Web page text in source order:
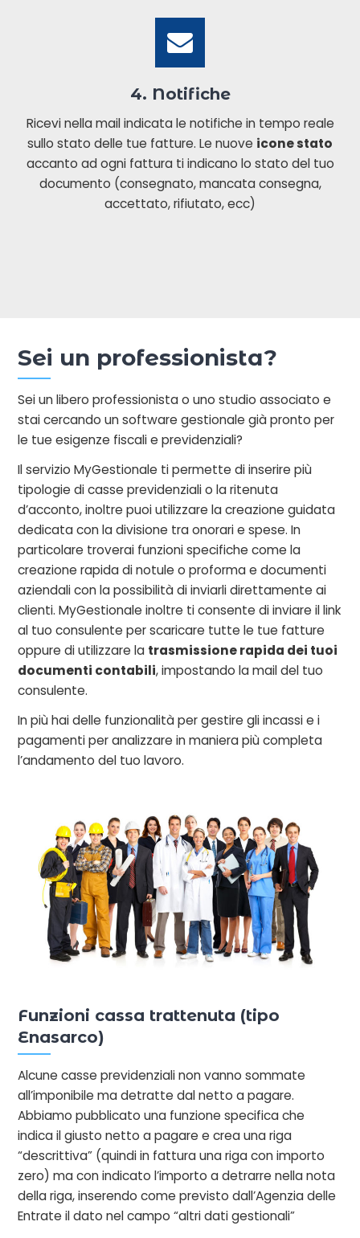
4. Notifiche
Ricevi nella mail indicata le notifiche in tempo reale
sullo stato delle tue fatture. Le nuove icone stato
accanto ad ogni fattura ti indicano lo stato del tuo
documento (consegnato, mancata consegna,
accettato, rifiutato, ecc)
Sei un professionista?
Sei un libero professionista o uno studio associato e
stai cercando un software gestionale già pronto per
le tue esigenze fiscali e previdenziali?
Il servizio MyGestionale ti permette di inserire più
tipologie di casse previdenziali o la ritenuta
d’acconto, inoltre puoi utilizzare la creazione guidata
dedicata con la divisione tra onorari e spese. In
particolare troverai funzioni specifiche come la
creazione rapida di notule o proforma e documenti
aziendali con la possibilità di inviarli direttamente ai
clienti. MyGestionale inoltre ti consente di inviare il link
al tuo consulente per scaricare tutte le tue fatture
oppure di utilizzare la trasmissione rapida dei tuoi
documenti contabili, impostando la mail del tuo
consulente.
In più hai delle funzionalità per gestire gli incassi e i
pagamenti per analizzare in maniera più completa
l’andamento del tuo lavoro.
Funzioni cassa trattenuta (tipo
Enasarco)
Alcune casse previdenziali non vanno sommate
all’imponibile ma detratte dal netto a pagare.
Abbiamo pubblicato una funzione specifica che
indica il giusto netto a pagare e crea una riga
“descrittiva” (quindi in fattura una riga con importo
zero) ma con indicato l’importo a detrarre nella nota
della riga, inserendo come previsto dall’Agenzia delle
Entrate il dato nel campo “altri dati gestionali”